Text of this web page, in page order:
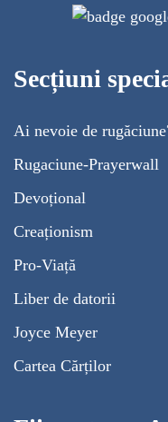
Secțiuni
Ai nevoie de
Rugaciune-Prayerwall
Devoțional
Creaționism
Pro-Viață
Liber de datorii
Joyce Meyer
Cartea Cărților